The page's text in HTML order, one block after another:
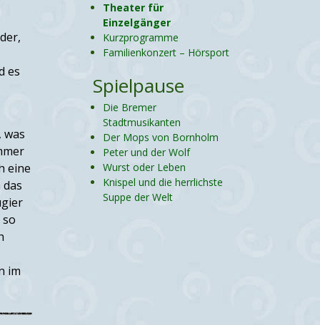
es
eine
im
Theater für
Einzelgänger
Kurzprogramme
Familienkonzert – Hörsport
Spielpause
Die Bremer
Stadtmusikanten
Der Mops von Bornholm
Peter und der Wolf
Wurst oder Leben
Knispel und die herrlichste
Suppe der Welt